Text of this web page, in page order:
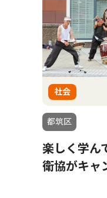
社会
都筑区
楽しく学
衛協がキャ